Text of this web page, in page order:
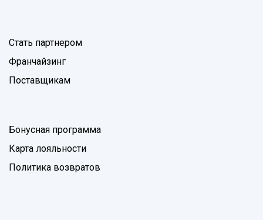
Стать партнером
Франчайзинг
Поставщикам
Бонусная программа
Карта лояльности
Политика возвратов